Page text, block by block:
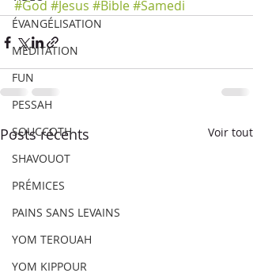
ÉVANGÉLISATION
MÉDITATION
FUN
PESSAH
SOUCCOTH
SHAVOUOT
PRÉMICES
PAINS SANS LEVAINS
YOM TEROUAH
YOM KIPPOUR
#God #Jesus #Bible#Samedi
Posts récents Voir tout